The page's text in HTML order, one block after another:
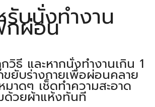
รับนั่งทำงาน
กผ่อน
วิธี และหากนั่งทำงานเกิน 1
ยับร่างกายเพื่อผ่อนคลาย
มาดๆ เช็ดทำความสะอาด
ด้วยผ้าแห้งทันที